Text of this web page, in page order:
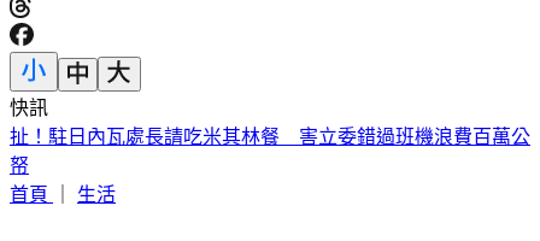
快訊
吃涼麵踩雷！這款「豪華海陸總匯」驗出沙門氏桿菌 門市地
址曝
首頁
生活